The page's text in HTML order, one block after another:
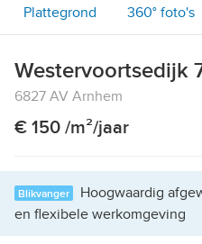
Plattegrond 360° foto's
Westervoortsedijk
6827 AV Arnhem
€ 150 /m²/jaar
Blikvanger
Hoogwaardig
en flexibele werkomgeving